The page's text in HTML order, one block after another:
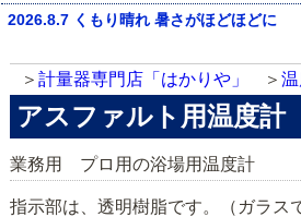
2026.8.7 くもり晴れ 暑さがほどほどに
計量器専門店「はかりや」
アスファルト用温度計
業務用 プロ用の浴場用温度計
指示部は、透明樹脂です。（ガラス